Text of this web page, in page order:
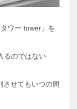
ワー tower」を
るのではない
させてもいつの間